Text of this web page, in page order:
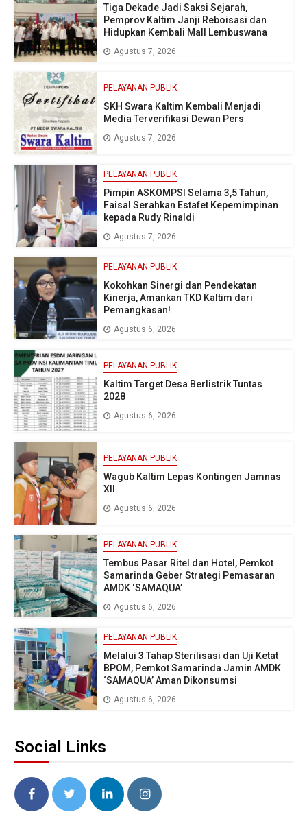
Tiga Dekade Jadi Saksi Sejarah,
Pemprov Kaltim Janji Reboisasi dan
Hidupkan Kembali Mall Lembuswana
Agustus 7, 2026
PELAYANAN PUBLIK
SKH Swara Kaltim Kembali Menjadi
Media Terverifikasi Dewan Pers
Agustus 7, 2026
PELAYANAN PUBLIK
Pimpin ASKOMPSI Selama 3,5 Tahun,
Faisal Serahkan Estafet Kepemimpinan
kepada Rudy Rinaldi
Agustus 7, 2026
PELAYANAN PUBLIK
Kokohkan Sinergi dan Pendekatan
Kinerja, Amankan TKD Kaltim dari
Pemangkasan!
Agustus 6, 2026
PELAYANAN PUBLIK
Kaltim Target Desa Berlistrik Tuntas
2028
Agustus 6, 2026
PELAYANAN PUBLIK
Wagub Kaltim Lepas Kontingen Jamnas
XII
Agustus 6, 2026
PELAYANAN PUBLIK
Tembus Pasar Ritel dan Hotel, Pemkot
Samarinda Geber Strategi Pemasaran
AMDK ‘SAMAQUA’
Agustus 6, 2026
PELAYANAN PUBLIK
Melalui 3 Tahap Sterilisasi dan Uji Ketat
BPOM, Pemkot Samarinda Jamin AMDK
‘SAMAQUA’ Aman Dikonsumsi
Agustus 6, 2026
Social Links